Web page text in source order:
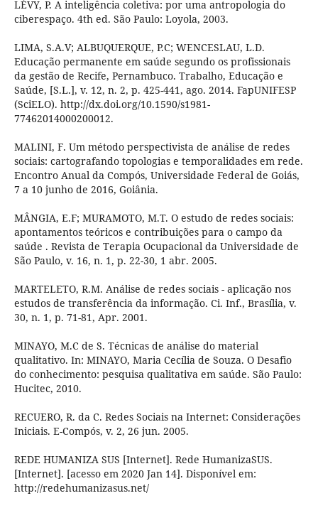
LÉVY, P. A inteligência coletiva: por uma antropologia do
ciberespaço. 4th ed. São Paulo: Loyola, 2003.
LIMA, S.A.V; ALBUQUERQUE, P.C; WENCESLAU, L.D.
Educação permanente em saúde segundo os profissionais
da gestão de Recife, Pernambuco. Trabalho, Educação e
Saúde, [S.L.], v. 12, n. 2, p. 425-441, ago. 2014. FapUNIFESP
(SciELO). http://dx.doi.org/10.1590/s1981-
77462014000200012.
MALINI, F. Um método perspectivista de análise de redes
sociais: cartografando topologias e temporalidades em rede.
Encontro Anual da Compós, Universidade Federal de Goiás,
7 a 10 junho de 2016, Goiânia.
MÂNGIA, E.F; MURAMOTO, M.T. O estudo de redes sociais:
apontamentos teóricos e contribuições para o campo da
saúde . Revista de Terapia Ocupacional da Universidade de
São Paulo, v. 16, n. 1, p. 22-30, 1 abr. 2005.
MARTELETO, R.M. Análise de redes sociais - aplicação nos
estudos de transferência da informação. Ci. Inf., Brasília, v.
30, n. 1, p. 71-81, Apr. 2001.
MINAYO, M.C de S. Técnicas de análise do material
qualitativo. In: MINAYO, Maria Cecília de Souza. O Desafio
do conhecimento: pesquisa qualitativa em saúde. São Paulo:
Hucitec, 2010.
RECUERO, R. da C. Redes Sociais na Internet: Considerações
Iniciais. E-Compós, v. 2, 26 jun. 2005.
REDE HUMANIZA SUS [Internet]. Rede HumanizaSUS.
[Internet]. [acesso em 2020 Jan 14]. Disponível em:
http://redehumanizasus.net/